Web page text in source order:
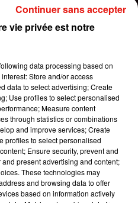
㒻㒻㒻 Este mes en
kindest kid in town”,
dedicada a aprender
compasivos,
en un mundo que no
“la buenez de moda” y
que se unan al
. A la venta con su
autoservicios y
Enjoy!
parSebastian Yatra(@sebastianyatra) le
information n'a pour le
vie privée est notre
data processing based on
Store and/or access
data to select advertising; Create
Use profiles to select personalised
Measure content
through statistics or combinations
and improve services; Create
profiles to select personalised
Ensure security, prevent and
present advertising and content;
These technologies may
and browsing data to offer
based on information actively
Continuer sans accepter